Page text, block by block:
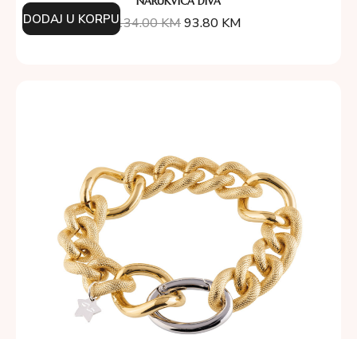
134.00KM93.80 KM
DODAJ U KORPU